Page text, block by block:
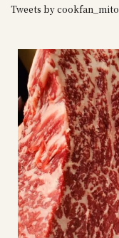
Tweets by cookfan_mito